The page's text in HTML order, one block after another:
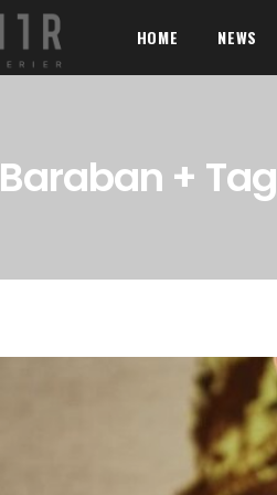
HOME NEWS
Baraban + Tag